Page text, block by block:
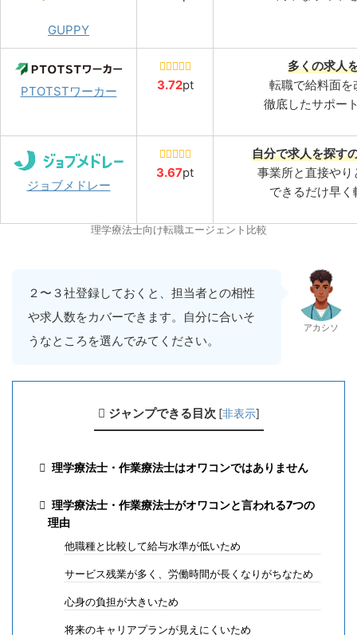
GUPPY
PTOTSTワーカー 3.72pt
多くの求人
転職で給料面を
徹底したサポー
ジョブメドレー
3.67pt
自分で求人を探す
事業所と直接や
できるだけ早
理学療法士向け転職エージェント比較
２〜３社登録しておくと、担当者との相性
や求人数をカバーできます。自分に合いそ
うなところを選んでみてください。
アカシソ
ジャンプできる目次 [非表示]
理学療法士・作業療法士はオワコンではありません
理学療法士・作業療法士がオワコンと言われる7つの
理由
他職種と比較して給与水準が低いため
サービス残業が多く、労働時間が長くなりがちなため
心身の負担が大きいため
将来のキャリアプランが見えにくいため